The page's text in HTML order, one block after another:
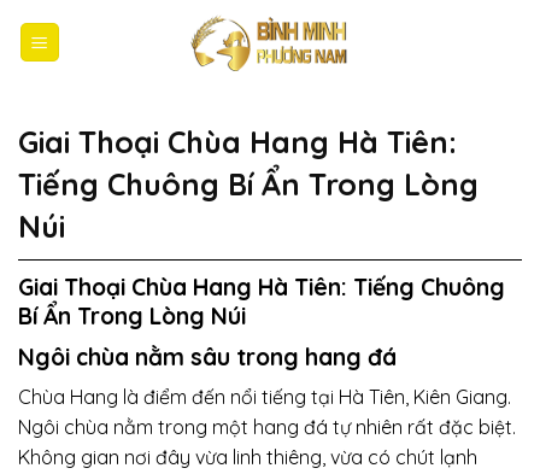
qua
Giai Thoại Chùa Hang Hà Tiên:
Tiếng Chuông Bí Ẩn Trong Lòng
Núi
Giai Thoại Chùa Hang Hà Tiên: Tiếng Chuông
Bí Ẩn Trong Lòng Núi
Ngôi chùa nằm sâu trong hang đá
Chùa Hang là điểm đến nổi tiếng tại Hà Tiên, Kiên Giang.
Ngôi chùa nằm trong một hang đá tự nhiên rất đặc biệt.
Không gian nơi đây vừa linh thiêng, vừa có chút lạnh